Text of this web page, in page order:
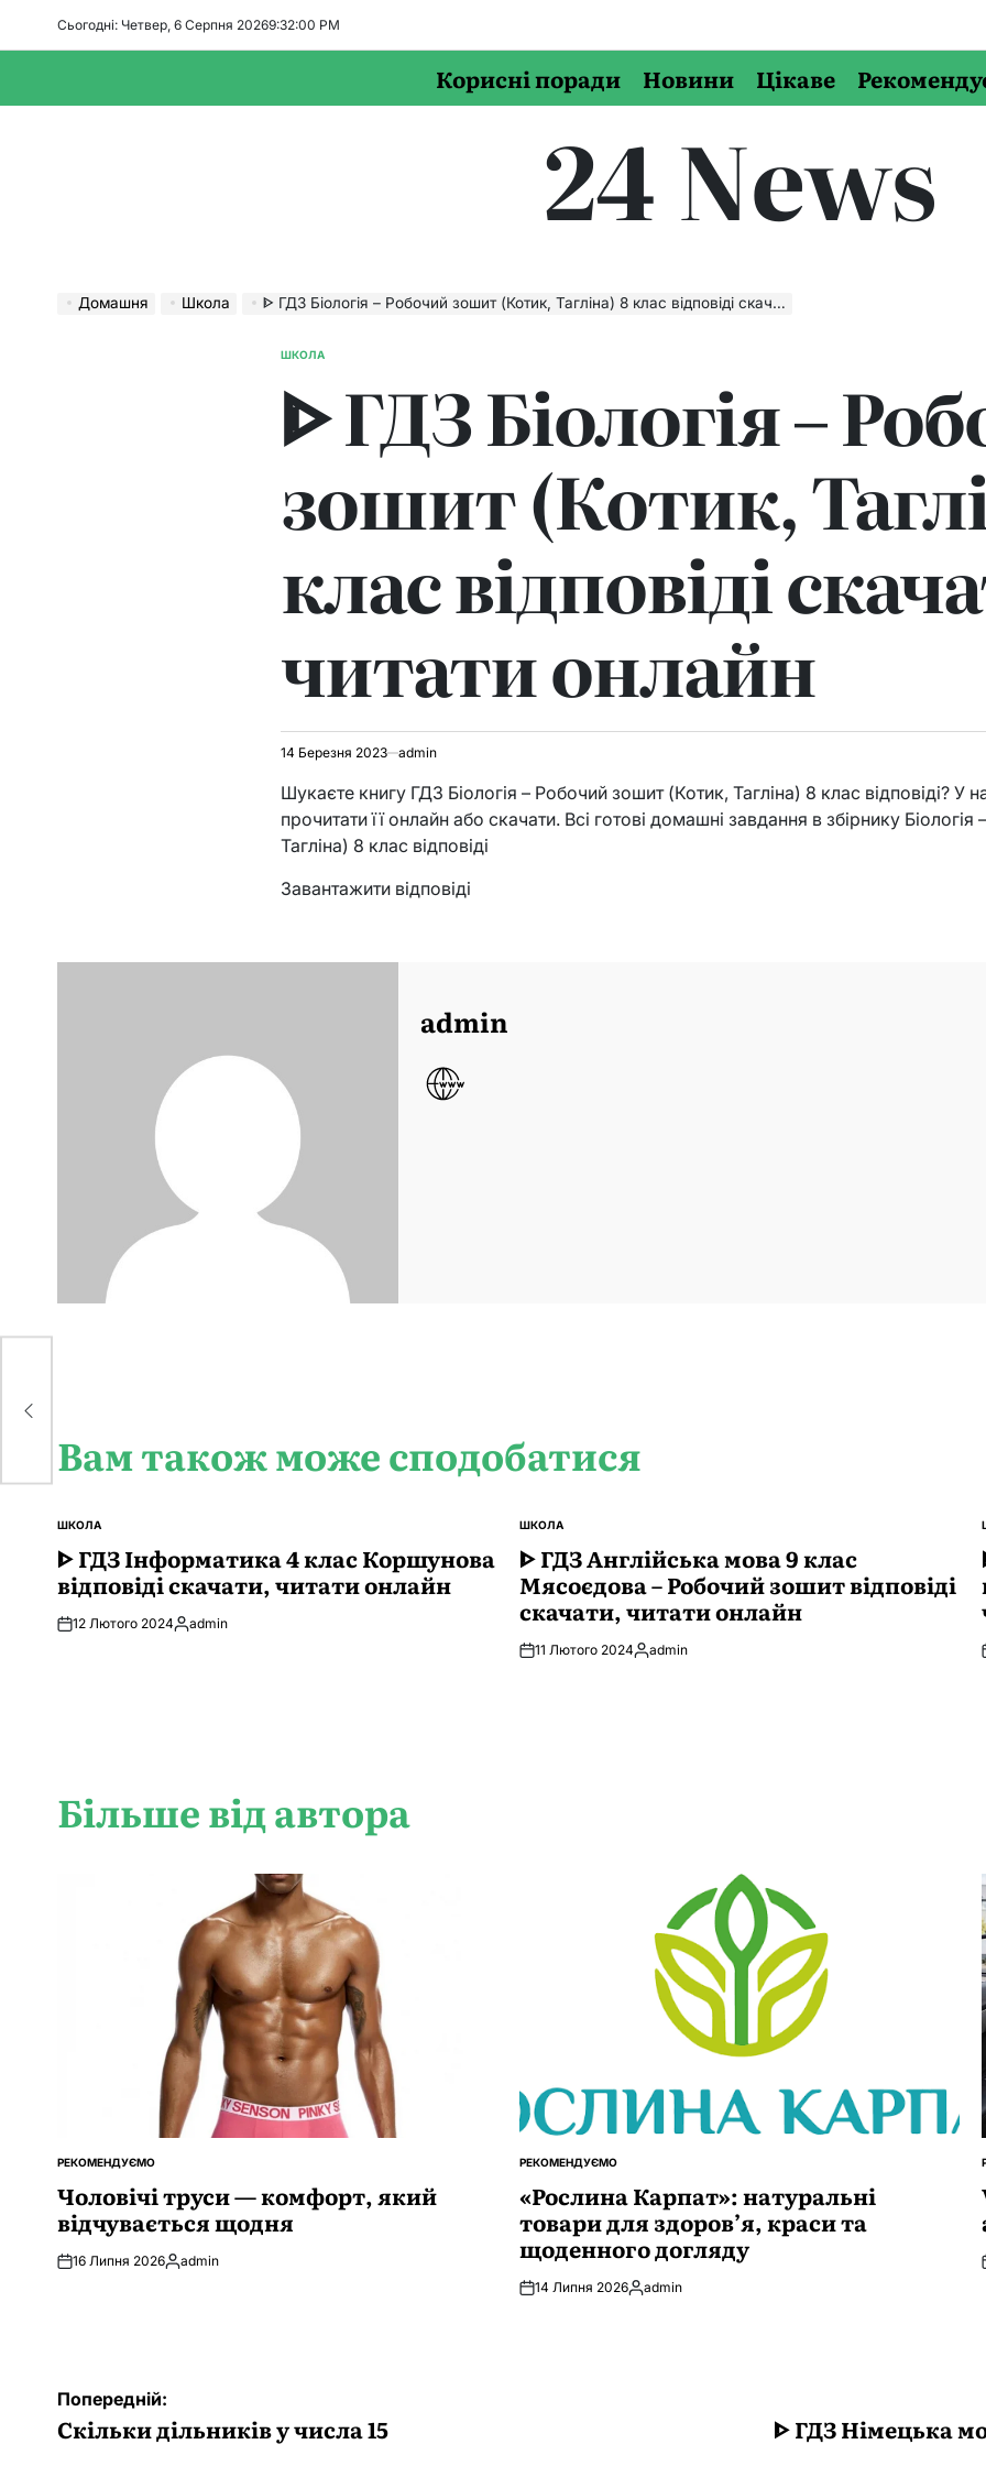
Сьогодні: Четвер, 6 Серпня 20269:32:01 PM
Корисні поради Новини Цікаве
24 News
Домашня Школа ᐈ ГДЗ Біологія – Робочий зошит (Котик, Тагліна) 8 клас відповіді скачати, читати онлайн
ОПУБЛІКУВАТИ
ШКОЛА
ᐈ ГДЗ Біологія –
зошит (Котик,
клас відповіді
читати онлайн
14 Березня 2023 admin
Шукаєте книгу ГДЗ Біологія – Робочий зошит (Котик, Тагліна) 8 клас відповіді? У
прочитати її онлайн або скачати. Всі готові домашні завдання в збірнику
Тагліна) 8 клас відповіді
Завантажити відповіді
admin
Вам також може сподобатися
ОПУБЛІКУВАТИ
У
ШКОЛА
ᐈ ГДЗ Інформатика 4 клас Коршунова
відповіді скачати, читати онлайн
12 Лютого 2024Опубліковано
admin
ОПУБЛІКУВАТИ
У
ШКОЛА
ᐈ ГДЗ Англійська мова 9 клас
Мясоєдова – Робочий зошит відповіді
скачати, читати онлайн
11 Лютого 2024Опубліковано
admin
У
Більше від автора
ОПУБЛІКУВАТИ
РЕКОМЕНДУЄМО
Чоловічі труси — комфорт, який
відчувається щодня
16 Липня 2026Опубліковано
admin
ОПУБЛІКУВАТИ
РЕКОМЕНДУЄМО
«Рослина Карпат»: натуральні
товари для здоров’я, краси та
щоденного догляду
14 Липня 2026Опубліковано
admin
Навігація
записів
Попередній:
Скільки дільників у числа 15
ᐈ ГДЗ Німецька